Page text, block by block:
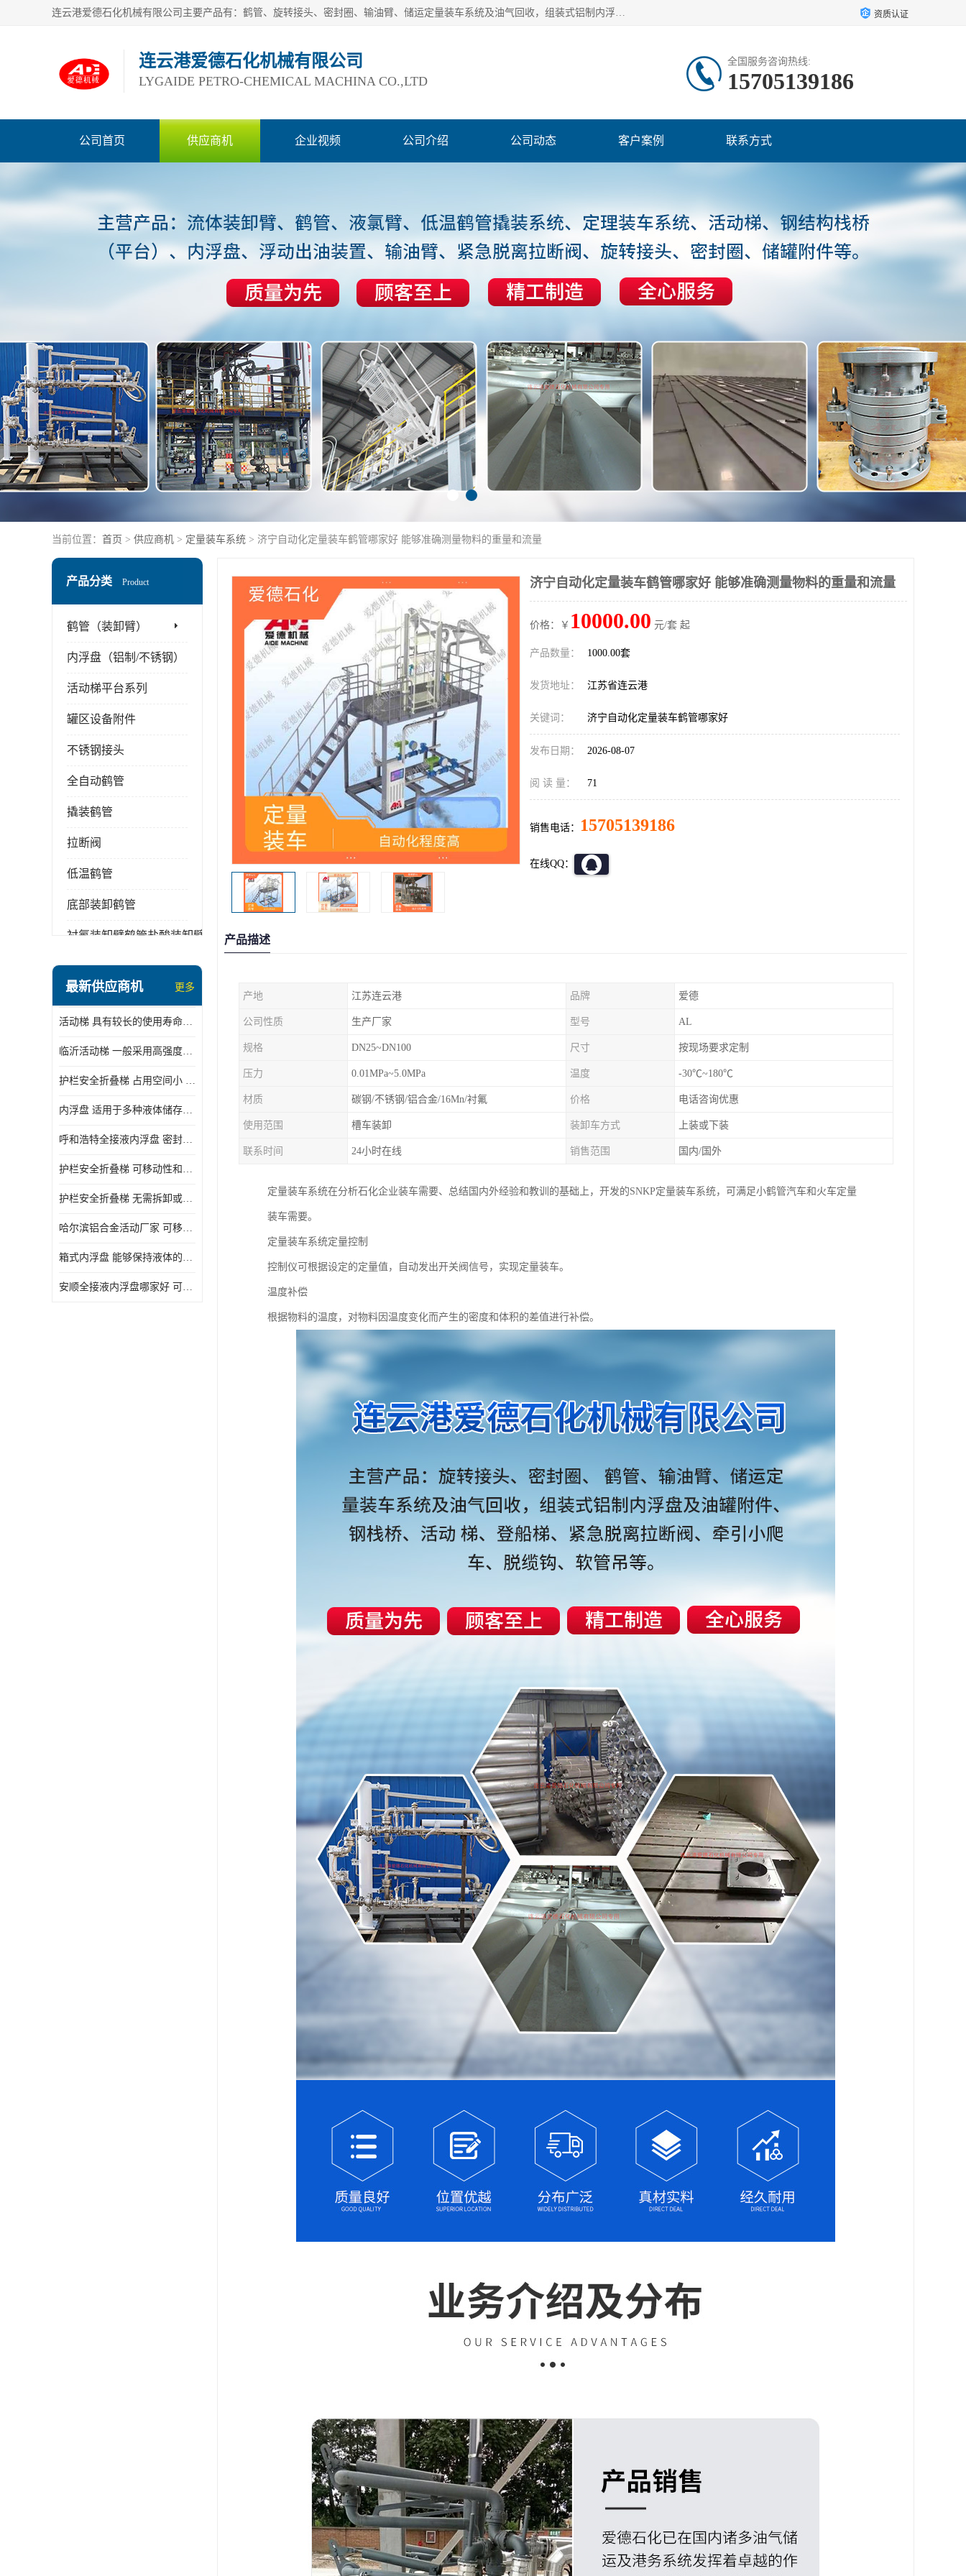
连云港爱德石化机械有限公司主要产品有：鹤管、旋转接头、密封圈、输油臂、储运定量装车系统及油气回收，组装式铝制内浮盘及油罐附件、钢结构栈桥/平台、活动梯、紧急脱离拉断阀等。完备的制造和检测手段以及高素质的员工确保了产品的质量。 资质认证
连云港爱德石化机械有限公司
LYGAIDE PETRO-CHEMICAL MACHINA CO.,LTD
全国服务咨询热线:
15705139186
公司首页 供应商机 企业视频 公司介绍 公司动态 客户案例 联系方式
当前位置： 首页 > 供应商机 > 定量装车系统 > 济宁自动化定量装车鹤管哪家好 能够准确测量物料的重量和流量
产品分类 Product
鹤管（装卸臂）
内浮盘（铝制/不锈钢）
活动梯平台系列
罐区设备附件
不锈钢接头
全自动鹤管
撬装鹤管
拉断阀
低温鹤管
底部装卸鹤管
衬氟装卸臂鹤管盐酸装卸臂
顶部装卸车鹤管
液氨液化气鹤管
定量装车系统
最新供应商机 更多
活动梯 具有较长的使用寿命和耐用性 一般采用高强度材料制造
临沂活动梯 一般采用高强度材料制造 可以用于多种不同的任务
护栏安全折叠梯 占用空间小 方便存放和搬运
内浮盘 适用于多种液体储存和运输 能够降低运输成本和维护成本
呼和浩特全接液内浮盘 密封性能好 有效保护液体质量
护栏安全折叠梯 可移动性和安全性较高 占用空间小
护栏安全折叠梯 无需拆卸或重新安装 占用空间小
哈尔滨铝合金活动厂家 可移动性和安全性较高 占用空间小
箱式内浮盘 能够保持液体的密闭状态 适用于多种液体储存和运输
安顺全接液内浮盘哪家好 可以自动上下浮动 密封性能好
济宁自动化定量装车鹤管哪家好 能够准确测量物料的重量和流量
价格：￥ 10000.00 元/套 起
产品数量： 1000.00套
发货地址： 江苏省连云港
关键词： 济宁自动化定量装车鹤管哪家好
发布日期： 2026-08-07
阅 读 量： 71
销售电话： 15705139186
在线QQ：
产品描述
产地 江苏连云港 品牌 爱德
公司性质 生产厂家 型号 AL
规格 DN25~DN100 尺寸 按现场要求定制
压力 0.01MPa~5.0MPa 温度 -30℃~180℃
材质 碳钢/不锈钢/铝合金/16Mn/衬氟 价格 电话咨询优惠
使用范围 槽车装卸 装卸车方式 上装或下装
联系时间 24小时在线 销售范围 国内/国外
定量装车系统在分析石化企业装车需要、总结国内外经验和教训的基础上，开发的SNKP定量装车系统，可满足小鹤管汽车和火车定量
装车需要。
定量装车系统定量控制
控制仪可根据设定的定量值，自动发出开关阀信号，实现定量装车。
温度补偿
根据物料的温度，对物料因温度变化而产生的密度和体积的差值进行补偿。